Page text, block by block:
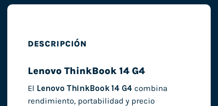
DESCRIPCIÓN
Lenovo ThinkBook 14 G4
El Lenovo ThinkBook 14 G4 combina
rendimiento, portabilidad y precio